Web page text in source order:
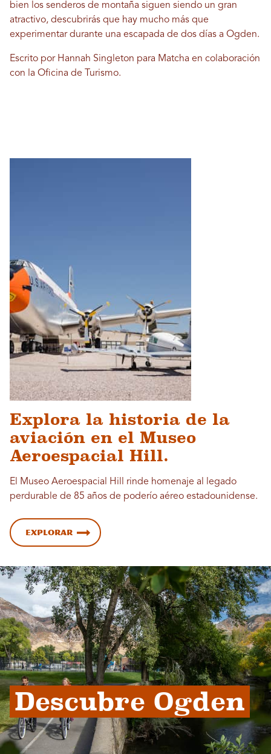
bien los senderos de montaña siguen siendo un gran
atractivo, descubrirás que hay mucho más que
experimentar durante una escapada de dos días a Ogden.
Escrito por Hannah Singleton para Matcha en colaboración
con la Oficina de Turismo.
Explora la historia de la
aviación en el Museo
Aeroespacial Hill.
El Museo Aeroespacial Hill rinde homenaje al legado
perdurable de 85 años de poderío aéreo estadounidense.
Explorar
Descubre Ogden